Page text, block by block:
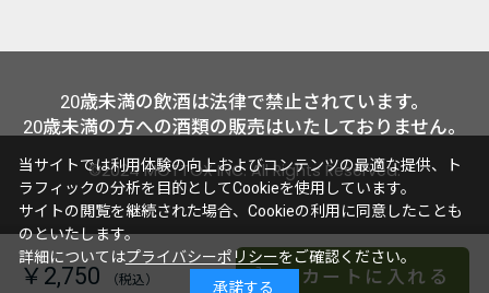
￥2,750 カートに入れる
20歳未満の飲酒は法律で禁止されています。
20歳未満の方への酒類の販売はいたしておりません。
©2024 MOTTOX INC. All Rights Reserved.
当サイトでは利用体験の向上およびコンテンツの最適な提供、ト
ラフィックの分析を目的としてCookieを使用しています。
サイトの閲覧を継続された場合、Cookieの利用に同意したことも
のといたします。
詳細についてはプライバシーポリシーをご確認ください。
承諾する